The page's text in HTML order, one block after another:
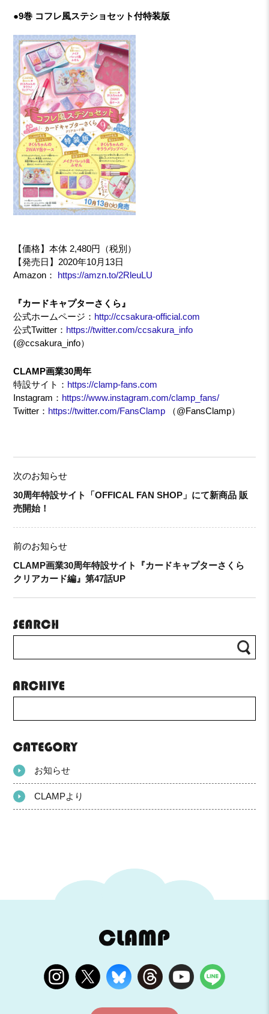
●9巻 コフレ風ステショセット付特装版
【価格】本体 2,480円（税別）
【発売日】2020年10月13日
Amazon： https://amzn.to/2RleuLU
『カードキャプターさくら』
公式ホームページ： http://ccsakura-official.com
公式Twitter： https://twitter.com/ccsakura_info
(@ccsakura_info）
CLAMP画業30周年
特設サイト： https://clamp-fans.com
Instagram： https://www.instagram.com/clamp_fans/
Twitter： https://twitter.com/FansClamp （@FansClamp）
次のお知らせ
30周年特設サイト「OFFICAL FAN SHOP」にて新商品 販
売開始！
前のお知らせ
CLAMP画業30周年特設サイト『カードキャプターさくら
クリアカード編』第47話UP
お知らせ
CLAMPより